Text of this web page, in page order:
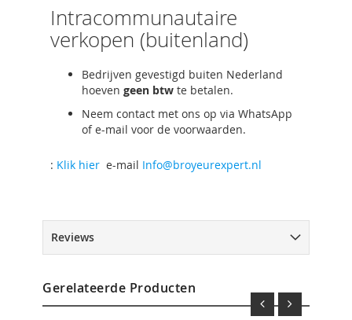
Intracommunautaire
verkopen (buitenland)
Bedrijven gevestigd buiten Nederland
hoeven geen btw te betalen.
Neem contact met ons op via WhatsApp
of e-mail voor de voorwaarden.
: Klik hier e-mail Info@broyeurexpert.nl
Reviews
Gerelateerde Producten